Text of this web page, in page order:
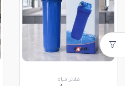
فلاتر مياه